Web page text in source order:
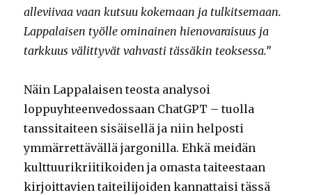
alleviivaa vaan kutsuu kokemaan ja tulkitsemaan.
Lappalaisen työlle ominainen hienovaraisuus ja
tarkkuus välittyvät vahvasti tässäkin teoksessa.”
Näin Lappalaisen teosta analysoi
loppuyhteenvedossaan ChatGPT – tuolla
tanssitaiteen sisäisellä ja niin helposti
ymmärrettävällä jargonilla. Ehkä meidän
kulttuurikriitikoiden ja omasta taiteestaan
kirjoittavien taiteilijoiden kannattaisi tässä